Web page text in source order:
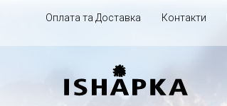
Оплата та Доставка Контакти